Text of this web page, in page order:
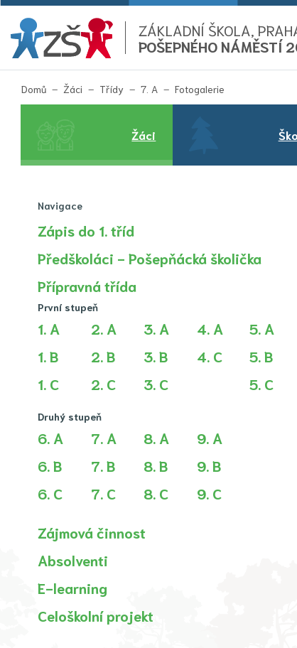
ZÁKLADNÍ ŠKOLA,
POŠEPNÉHO NÁMĚSTÍ
Domů Žáci Třídy 7. A Fotogalerie
Žáci
Navigace
Zápis do 1. tříd
Předškoláci - Pošepňácká školička
Přípravná třída
První stupeň
1. A
1. B
1. C
2. A
2. B
2. C
3. A
3. B
3. C
4. A
4. C
5. A
5. B
5. C
Druhý stupeň
6. A
6. B
6. C
7. A
7. B
7. C
8. A
8. B
8. C
9. A
9. B
9. C
Zájmová činnost
Absolventi
E-learning
Celoškolní projekt